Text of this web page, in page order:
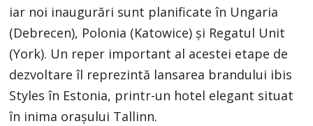
iar noi inaugurări sunt planificate în Ungaria
(Debrecen), Polonia (Katowice) şi Regatul Unit
(York). Un reper important al acestei etape de
dezvoltare îl reprezintă lansarea brandului ibis
Styles în Estonia, printr-un hotel elegant situat
în inima oraşului Tallinn.